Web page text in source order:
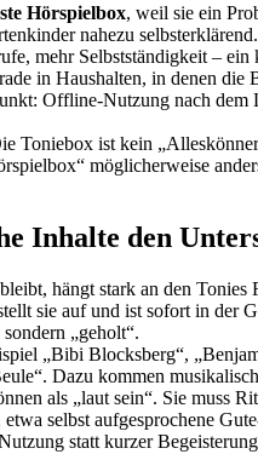
Hörspielbox, weil sie ein
nahezu
mehr Selbstständigkeit –
in Haushalten, in denen
Offline-Nutzung nach
Toniebox ist kein
möglicherweise
Inhalte den
bleibt, hängt stark an den
sie auf und ist sofort in der
„geholt“.
„Bibi Blocksberg“,
Dazu kommen
als „laut sein“. Sie muss
selbst aufgesprochene
statt kurzer